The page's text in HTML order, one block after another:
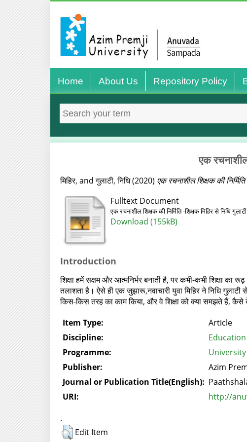
Home About Us Repository Policy
एक रचनाशील
मिहिर, andगुलाटी, निधि(2020) एक रचनाशील शिक्षक की
Fulltext Document
एक रचनाशील शिक्षक की निर्मिति -शिक्षक मिहिर से निधि
Download (155kB)
Introduction
शिक्षा हमें सक्षम और आत्मनिर्भर बनाती है, पर कभी-कभी शिक्षा
तलाशता है। ऐसे ही एक जुझारू,नवाचारी युवा मिहिर ने निधि
किस-किस तरह का काम किया, और वे शिक्षा को क्या समझते हैं,
Item Type:
Article
Discipline:
Education
Programme:
Publisher:
Azim
Journal or Publication Title(English):
URI:
http://
.
Edit Item